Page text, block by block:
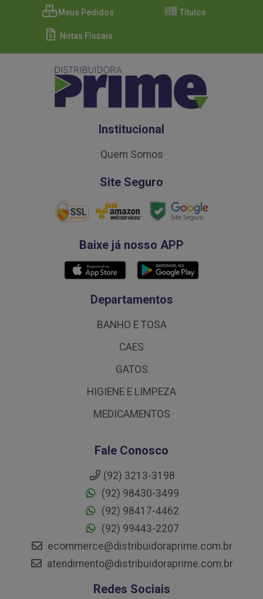
Meus Pedidos Títulos
Notas Fiscais
Institucional
Quem Somos
Site Seguro
Baixe já nosso APP
Departamentos
BANHO E TOSA
CAES
GATOS
HIGIENE E LIMPEZA
MEDICAMENTOS
Fale Conosco
(92) 3213-3198
(92) 98430-3499
(92) 98417-4462
(92) 99443-2207
ecommerce@distribuidoraprime.com.br
atendimento@distribuidoraprime.com.br
Redes Sociais